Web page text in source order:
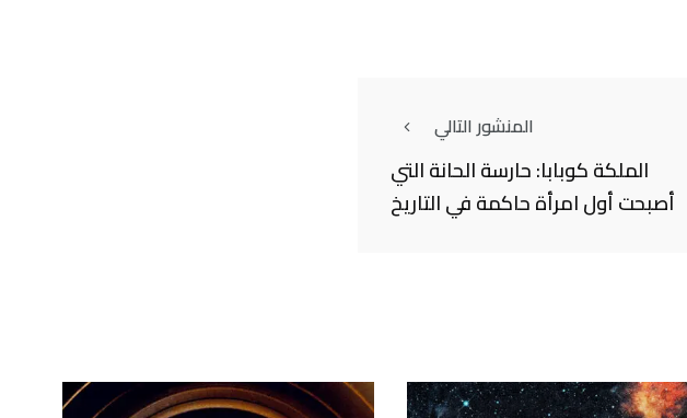
المنشور التالي
الملكة كوبابا: حارسة الحانة التي
أصبحت أول امرأة حاكمة في التاريخ